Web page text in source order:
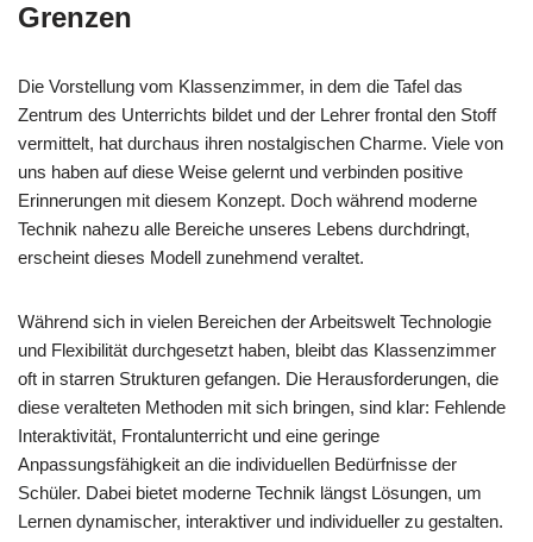
Grenzen
Die Vorstellung vom Klassenzimmer, in dem die Tafel das
Zentrum des Unterrichts bildet und der Lehrer frontal den Stoff
vermittelt, hat durchaus ihren nostalgischen Charme. Viele von
uns haben auf diese Weise gelernt und verbinden positive
Erinnerungen mit diesem Konzept. Doch während moderne
Technik nahezu alle Bereiche unseres Lebens durchdringt,
erscheint dieses Modell zunehmend veraltet.
Während sich in vielen Bereichen der Arbeitswelt Technologie
und Flexibilität durchgesetzt haben, bleibt das Klassenzimmer
oft in starren Strukturen gefangen. Die Herausforderungen, die
diese veralteten Methoden mit sich bringen, sind klar: Fehlende
Interaktivität, Frontalunterricht und eine geringe
Anpassungsfähigkeit an die individuellen Bedürfnisse der
Schüler. Dabei bietet moderne Technik längst Lösungen, um
Lernen dynamischer, interaktiver und individueller zu gestalten.